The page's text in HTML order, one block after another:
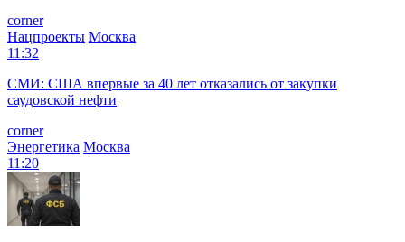
corner
Нацпроекты Москва
11:32
СМИ: США впервые за 40 лет отказались от закупки
саудовской нефти
corner
Энергетика Москва
11:20